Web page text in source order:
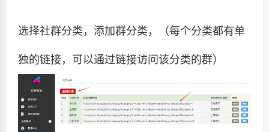
选择社群分类，添加群分类，（每个分类都有单
独的链接，可以通过链接访问该分类的群）